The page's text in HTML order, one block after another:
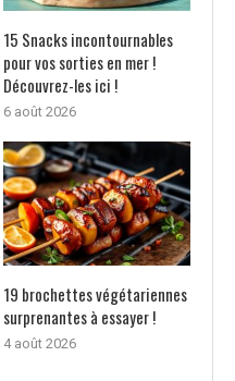
15 Snacks incontournables
pour vos sorties en mer !
Découvrez-les ici !
6 août 2026
19 brochettes végétariennes
surprenantes à essayer !
4 août 2026